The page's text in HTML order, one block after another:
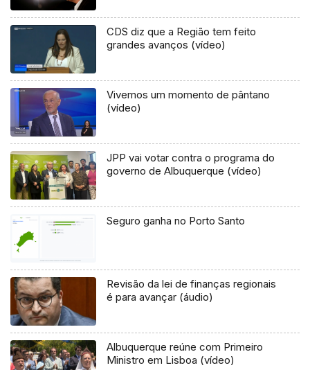
CDS diz que a Região tem feito
grandes avanços (vídeo)
Vivemos um momento de pântano
(vídeo)
JPP vai votar contra o programa do
governo de Albuquerque (vídeo)
Seguro ganha no Porto Santo
Revisão da lei de finanças regionais
é para avançar (áudio)
Albuquerque reúne com Primeiro
Ministro em Lisboa (vídeo)